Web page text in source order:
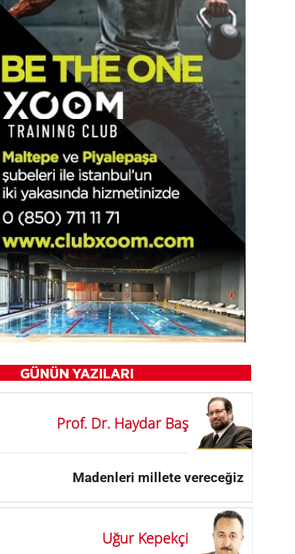
Prof. Dr. Haydar Baş
Madenleri millete vereceğiz
Uğur Kepekçi